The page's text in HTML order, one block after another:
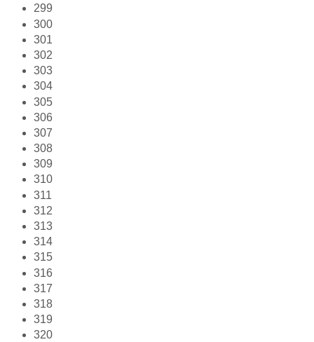
299
300
301
302
303
304
305
306
307
308
309
310
311
312
313
314
315
316
317
318
319
320